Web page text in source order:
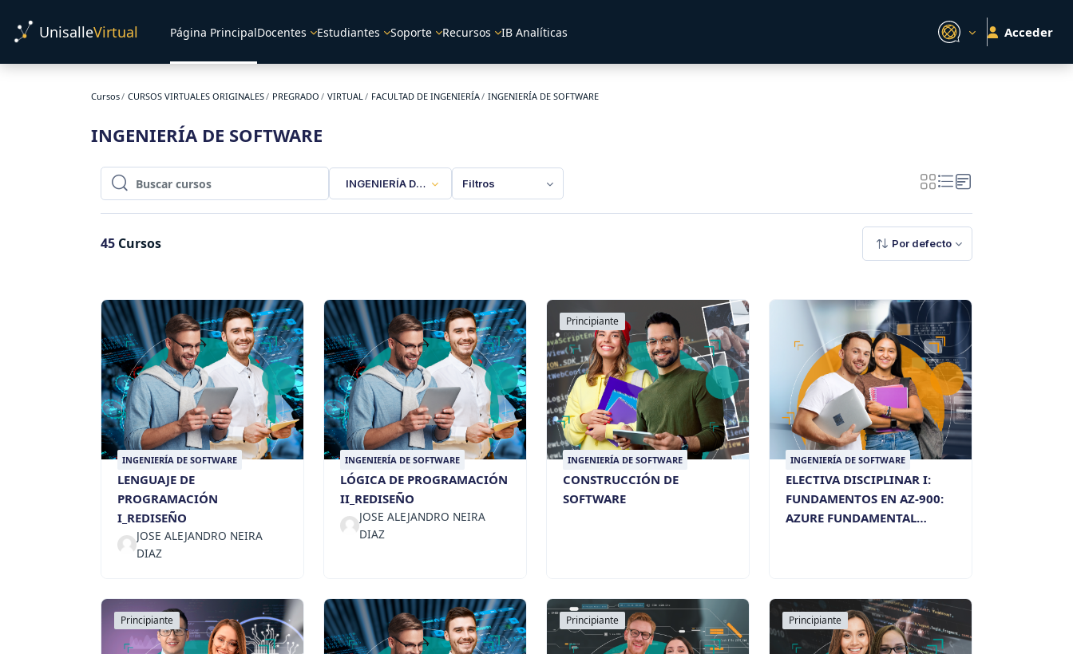
UnisalleVirtual Página PrincipalDocentes Estudiantes Soporte Recursos IB Analíticas Acceder
Cursos CURSOS VIRTUALES ORIGINALES PREGRADO VIRTUAL FACULTAD DE INGENIERÍA INGENIERÍA DE SOFTWARE
INGENIERÍA DE SOFTWARE
Buscar cursos
Buscar cursos INGENIERÍA DE SOFTWARE
Filtros
45 Cursos Por defecto
INGENIERÍA DE SOFTWARE
LENGUAJE DE
PROGRAMACIÓN
I_REDISEÑO
JOSE ALEJANDRO NEIRA
DIAZ
INGENIERÍA DE SOFTWARE
LÓGICA DE PROGRAMACIÓN
II_REDISEÑO
JOSE ALEJANDRO NEIRA
DIAZ
Principiante
INGENIERÍA DE SOFTWARE
CONSTRUCCIÓN DE
SOFTWARE
INGENIERÍA DE SOFTWARE
ELECTIVA DISCIPLINAR I:
FUNDAMENTOS EN AZ-900:
AZURE FUNDAMENTAL
Principiante Principiante Principiante